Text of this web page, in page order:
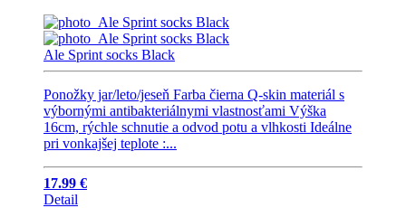
Ale Sprint socks Black
Ponožky jar/leto/jeseň Farba čierna Q-skin materiál s
výbornými antibakteriálnymi vlastnosťami Výška
16cm, rýchle schnutie a odvod potu a vlhkosti Ideálne
pri vonkajšej teplote :...
17.99 €
Detail